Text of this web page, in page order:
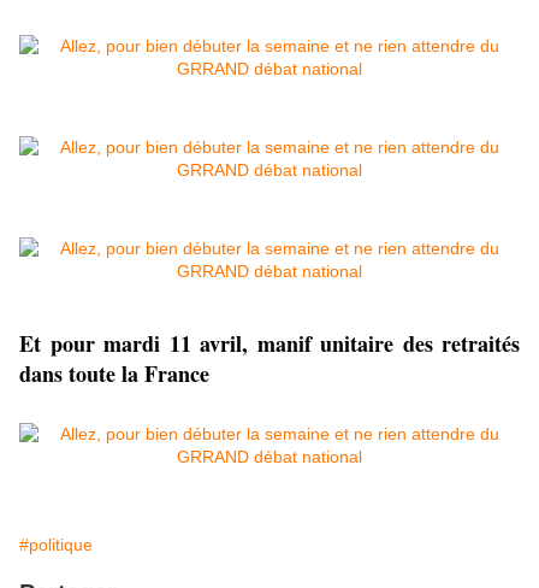
Et pour mardi 11 avril, manif unitaire des retraités
dans toute la France
#politique